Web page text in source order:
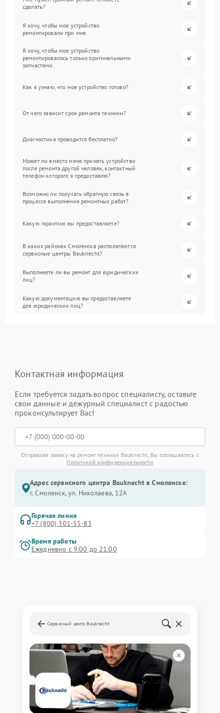
сделать?
Я хочу, чтобы мое устройство
ремонтировали при мне.
Я хочу, чтобы мое устройство
ремонтировалось только оригинальными
запчастями.
Как я узнаю, что мое устройство готово?
От чего зависит срок ремонта техники?
Диагностика проводится бесплатно?
Может ли вместо меня принять устройство
после ремонта другой человек, контактный
телефон которого я предоставлю?
Возможно ли получать обратную связь в
процессе выполнения ремонтных работ?
Какую гарантию вы предоставляете?
В каких районах Смоленска располагаются
сервисные центры Bauknecht?
Выполняете ли вы ремонт для юридических
лиц?
Какую документацию вы предоставляете
для юридических лиц?
Контактная информация
Если требуется задать вопрос специалисту, оставьте
свои данные и дежурный специалист с радостью
проконсультирует Вас!
Отправляя заявку на ремонт техники Bauknecht, Вы соглашаетесь с
Политикой конфиденциальности
Адрес сервисного центра Bauknecht в Смоленске:
г. Смоленск, ул. Николаева, 12А
Горячая линия
+7 (800) 301-55-83
Время работы
Ежедневно с 9:00 до 21:00
Сервисный центр Bauknecht